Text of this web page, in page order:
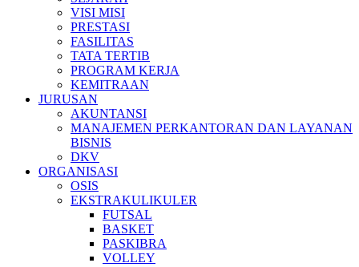
VISI MISI
PRESTASI
FASILITAS
TATA TERTIB
PROGRAM KERJA
KEMITRAAN
JURUSAN
AKUNTANSI
MANAJEMEN PERKANTORAN DAN LAYANAN
BISNIS
DKV
ORGANISASI
OSIS
EKSTRAKULIKULER
FUTSAL
BASKET
PASKIBRA
VOLLEY